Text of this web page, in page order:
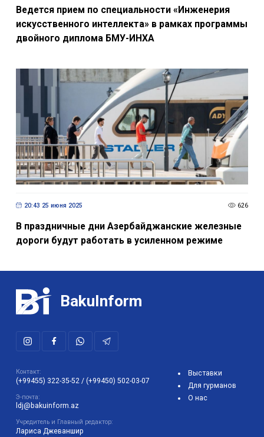
Ведется прием по специальности «Инженерия
искусственного интеллекта» в рамках программы
двойного диплома БМУ-ИНХА
20:43 25 июня 2025 626
В праздничные дни Азербайджанские железные
дороги будут работать в усиленном режиме
BakuInform
Контакт:
(+99455) 322-35-52 / (+99450) 502-03-07
Э-почта:
ldj@bakuinform.az
Учредитель и Главный редактор:
Лариса Джеваншир
Выставки
Для гурманов
О нас